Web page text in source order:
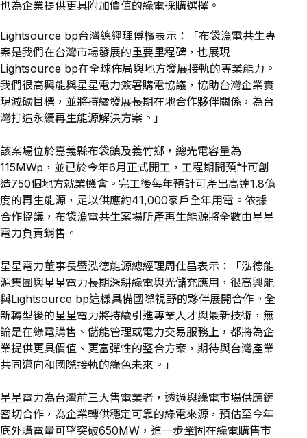
也為企業提供更具附加價值的綠電採購選擇。
Lightsource bp台灣總經理傅檳表示：「布袋漁電共生專
案是我們在台灣市場發展的重要里程碑，也展現
Lightsource bp在全球佈局與地方發展接軌的專業能力。
我們很高興能與星星電力簽署購電協議，協助台灣企業實
現減碳目標，並將持續發展長期在地合作夥伴關係，為台
灣打造永續再生能源解決方案。」
該案場位於嘉義縣布袋鎮及義竹鄉，總光電容量為
115MWp，並已於今年6月正式開工，工程期間預計可創
造750個地方就業機會。完工後每年預計可產出高達1.8億
度的再生能源，足以供應約41,000家戶全年用電。依據
合作協議，布袋漁電共生案場所產再生能源將全數由星星
電力負責銷售。
星星電力董事長暨泓德能源總經理周仕昌表示：「泓德能
源集團與星星電力長期深耕綠電與光儲充應用，很高興能
與Lightsource bp這樣具備國際視野的夥伴展開合作。全
新轉型後的星星電力將持續引進專業人才與最新技術，無
論是在綠電購售、儲能管理或電力交易服務上，都將為企
業提供更具價值、更富彈性的整合方案，期待與台灣產業
共同邁向和國際接軌的綠色未來。」
星星電力為台灣前三大售電業者，透過與綠電市場供應鏈
密切合作，為企業轉供穩定可靠的綠電來源，預估至今年
底外購電量可望突破650MW，進一步鞏固在綠電購售市